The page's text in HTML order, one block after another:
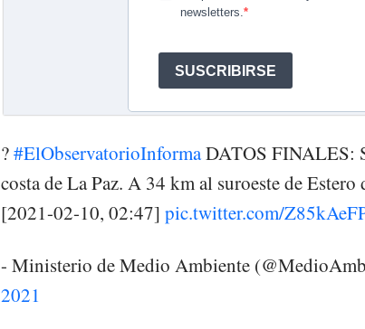
?#ElObservatorioInformaDATOS FINALES:
costa de La Paz. A 34 km al suroeste de
[2021-02-10, 02:47] pic.twitter.com/
- Ministerio de Medio Ambiente
2021